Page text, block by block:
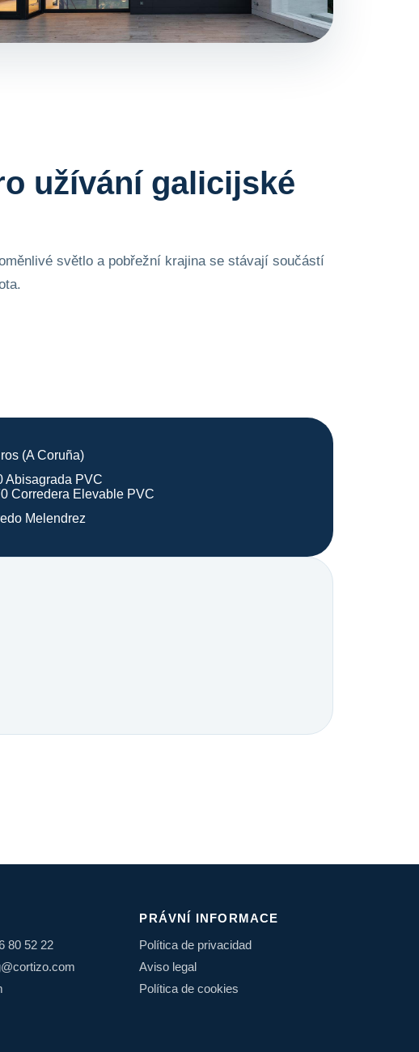
užívání galicijské
světlo a pobřežní krajina se stávají součástí
(A Coruña)
Abisagrada PVC
Corredera Elevable PVC
Melendrez
80 52 22
PRÁVNÍ INFORMACE
Política de privacidad
Aviso legal
Política de cookies